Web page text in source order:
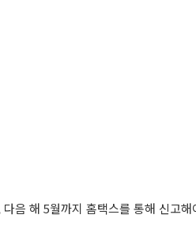
음 해 5월까지 홈택스를 통해 신고